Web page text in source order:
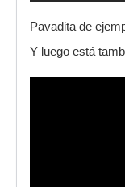
Pavadita de
Y luego está